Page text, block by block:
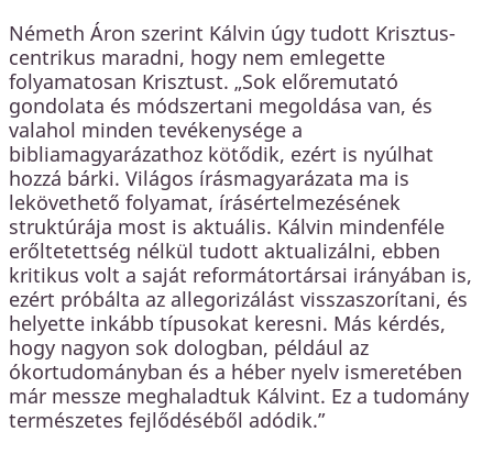
Németh Áron szerint Kálvin úgy tudott Krisztus-
centrikus maradni, hogy nem emlegette
folyamatosan Krisztust. „Sok előremutató
gondolata és módszertani megoldása van, és
valahol minden tevékenysége a
bibliamagyarázathoz kötődik, ezért is nyúlhat
hozzá bárki. Világos írásmagyarázata ma is
lekövethető folyamat, írásértelmezésének
struktúrája most is aktuális. Kálvin mindenféle
erőltetettség nélkül tudott aktualizálni, ebben
kritikus volt a saját reformátortársai irányában is,
ezért próbálta az allegorizálást visszaszorítani, és
helyette inkább típusokat keresni. Más kérdés,
hogy nagyon sok dologban, például az
ókortudományban és a héber nyelv ismeretében
már messze meghaladtuk Kálvint. Ez a tudomány
természetes fejlődéséből adódik.”